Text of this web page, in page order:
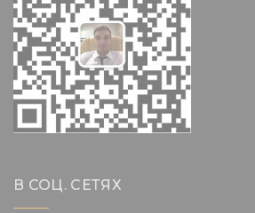
В СОЦ. СЕТЯХ